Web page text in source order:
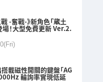
-奮戰-》新角色「蔵土
場！大型免費更新 Ver.2.
載磁性開關的鍵盤「AG
輪詢率實現低延